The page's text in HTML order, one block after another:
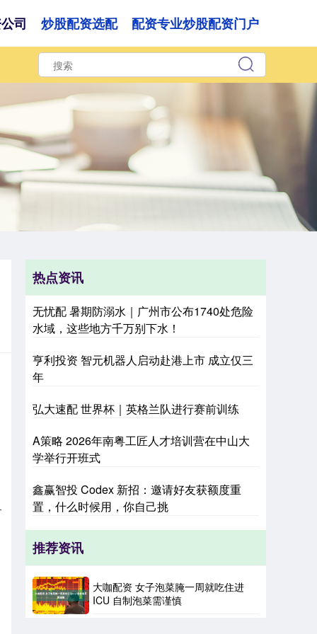
司 炒股配资选配 配资专业炒股配资门户
热点资讯
无忧配 暑期防溺水｜广州市公布1740处危险
水域，这些地方千万别下水！
亨利投资 智元机器人启动赴港上市 成立仅三
年
弘大速配 世界杯｜英格兰队进行赛前训练
A策略 2026年南粤工匠人才培训营在中山大
学举行开班式
鑫赢智投 Codex 新招：邀请好友获额度重
置，什么时候用，你自己挑
推荐资讯
大咖配资 女子泡菜腌一周就吃住进
ICU 自制泡菜需谨慎